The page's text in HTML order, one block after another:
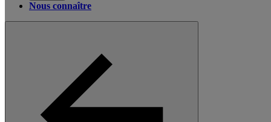
Nous connaître